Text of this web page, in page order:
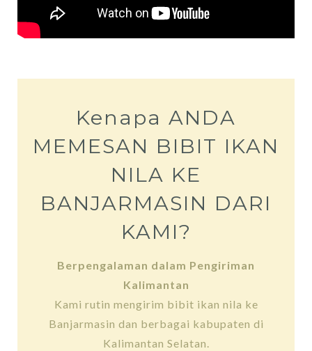
Kenapa ANDA
MEMESAN BIBIT IKAN
NILA KE
BANJARMASIN DARI
KAMI?
Berpengalaman dalam Pengiriman
Kalimantan
Kami rutin mengirim bibit ikan nila ke
Banjarmasin dan berbagai kabupaten di
Kalimantan Selatan.